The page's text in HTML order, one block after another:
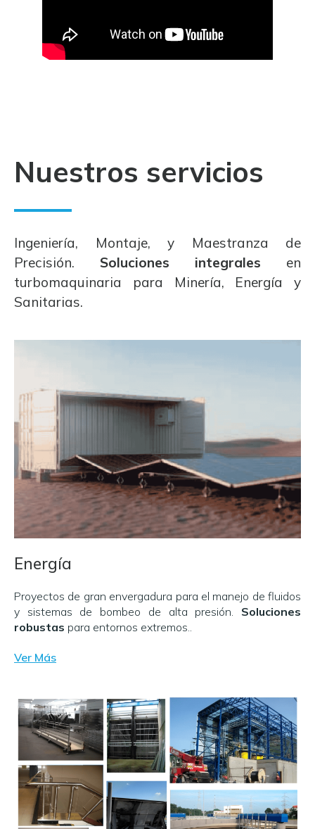
Nuestros servicios
Ingeniería, Montaje, y Maestranza de
Precisión. Soluciones integrales en
turbomaquinaria para Minería, Energía y
Sanitarias.
Energía
Proyectos de gran envergadura para el manejo de fluidos
y sistemas de bombeo de alta presión. Soluciones
robustas para entornos extremos..
Ver Más